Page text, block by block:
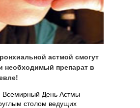
озоновый слой
астмой смогут
необходимый препарат в
День Астмы
столом ведущих